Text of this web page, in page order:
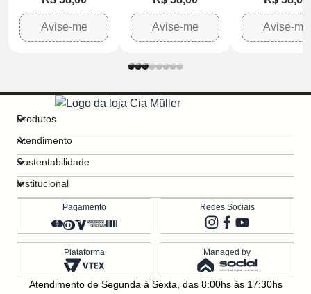
Avise-me Avise-me Avise-me
Produtos
Atendimento
Sustentabilidade
Institucional
Pagamento Redes Sociais
Plataforma Managed by
Atendimento de Segunda à Sexta, das 8:00hs às 17:30hs